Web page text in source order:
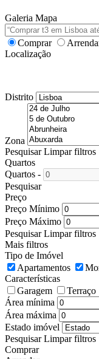
Galeria Mapa
Comprar
Localização
Distrito
Zona
Pesquisar Limpar filtros
Quartos
Quartos -
Pesquisar
Preço
Preço Mínimo
Preço Máximo
Pesquisar Limpar filtros
Mais filtros
Tipo de Imóvel
Apartamentos
Características
Garagem
Terraço
Área mínima
Área máxima
Estado imóvel
Pesquisar Limpar filtros
Comprar